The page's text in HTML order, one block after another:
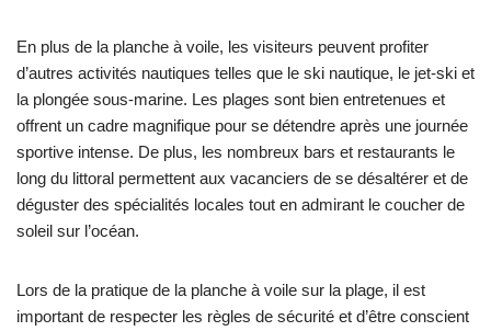
En plus de la planche à voile, les visiteurs peuvent profiter
d’autres activités nautiques telles que le ski nautique, le jet-ski et
la plongée sous-marine. Les plages sont bien entretenues et
offrent un cadre magnifique pour se détendre après une journée
sportive intense. De plus, les nombreux bars et restaurants le
long du littoral permettent aux vacanciers de se désaltérer et de
déguster des spécialités locales tout en admirant le coucher de
soleil sur l’océan.
Lors de la pratique de la planche à voile sur la plage, il est
important de respecter les règles de sécurité et d’être conscient